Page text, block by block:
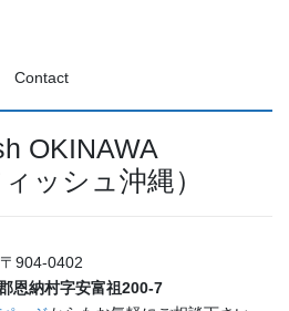
Contact
OKINAWA
ッシュ沖縄）
〒904-0402
恩納村字安富祖200-7